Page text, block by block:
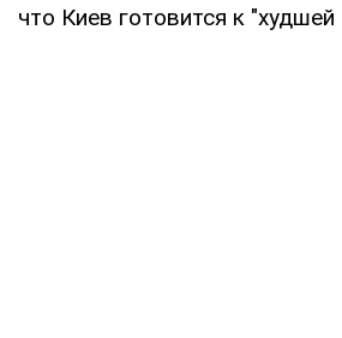
что Киев готовится к